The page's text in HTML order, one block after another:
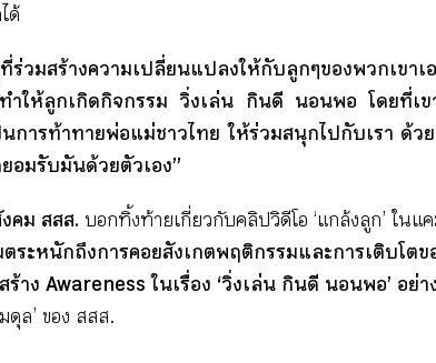
ด้
วมสร้างความเปลี่ยนแปลงให้กับลูกๆของพวกเขาเ
ให้ลูกเกิดกิจกรรม วิ่งเล่น กินดี นอนพอ โดยที่เข
ารท้าทายพ่อแม่ชาวไทย ให้ร่วมสนุกไปกับเรา ด้วย
อมรับมันด้วยตัวเอง”
คม สสส. บอกทิ้งท้ายเกี่ยวกับคลิปวิดีโอ ‘แกล้งลูก’ ในแ
ระหนักถึงการคอยสังเกตพฤติกรรมและการเติบโต
ร้าง Awareness ในเรื่อง ‘วิ่งเล่น กินดี นอนพอ’ อ
ดุล’ ของ สสส.